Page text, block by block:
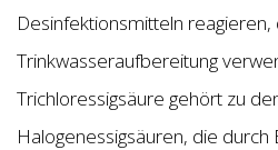
Desinfektionsmitteln reagieren,
Trinkwasseraufbereitung
Trichloressigsäure gehört zu
Halogenessigsäuren, die